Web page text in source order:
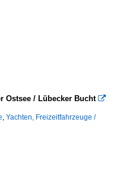
Ostsee / Lübecker Bucht 
, Yachten, Freizeitfahrzeuge /